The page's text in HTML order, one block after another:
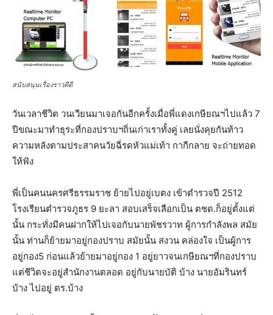
สนับสนุนเรื่องราวดีดี
วันเวลาชีวิต วนเวียนมาเจอกันอีกครั้งเมื่อพี่แดงเกษียณฯไปแล้ว 7
ปีขณะมาทำธุระที่กองปราบฯถิ่นเก่าเราทั้งคู่ เลยนั่งคุยกันท้าว
ความหลังตามประสาคนวัยฉี่รดหัวแม่เท้า กากีกลาย จะถ่ายทอด
ให้ฟัง
พี่เป็นคนนครศรีธรรมราช ย้ายไปอยู่เบตง เข้าตำรวจปี 2512
โรงเรียนตำรวจภูธร 9 ยะลา สอบเสร็จเลือกเป็น ตชด.ก็อยู่ตั้งแต่
นั้น กระทั่งมีคนฝากให้ไปเจอกับนายพัชรวาท ผู้การกำลังพล สมัย
นั้น ท่านก็ย้ายมาอยู่กองปราบ สมัยนั้น สงวน คล่องใจ เป็นผู้การ
อยู่กอง5 ก่อนแล้วย้ายมาอยู่กอง 1 อยู่ยาวจนเกษียณฯที่กองปราบ
แต่ชีวิตจะอยู่สำนักงานตลอด อยู่กับนายบัติ บ้าง นายอัมรินทร์
บ้าง ไปอยู่ ตร.บ้าง